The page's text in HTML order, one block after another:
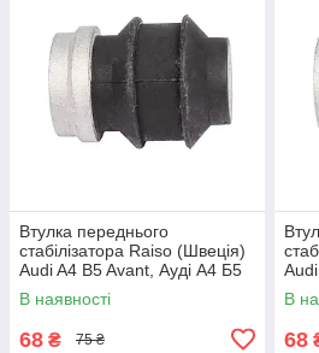
Втулка переднього
стабілізатора Raiso (Швеція)
Audi A4 B5 Avant, Ауді А4 Б5
#RL-411317B UAADJDO7
В наявності
68 ₴ 75 ₴
В
68